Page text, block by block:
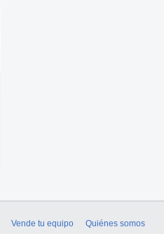
Vende tu equipo Quiénes somos